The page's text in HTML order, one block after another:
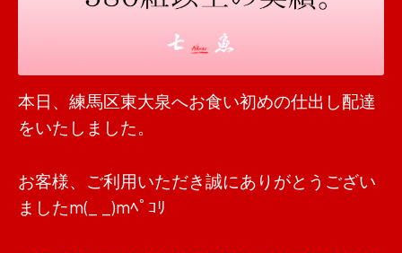
本日、練馬区東大泉へお食い初めの仕出し配達
をいたしました。
お客様、ご利用いただき誠にありがとうござい
ましたm(_ _)mﾍﾟｺﾘ